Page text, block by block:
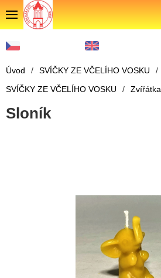
Úvod / SVÍČKY ZE VČELÍHO VOSKU
/
SVÍČKY ZE VČELÍHO VOSKU
/ Zvířátka
Sloník